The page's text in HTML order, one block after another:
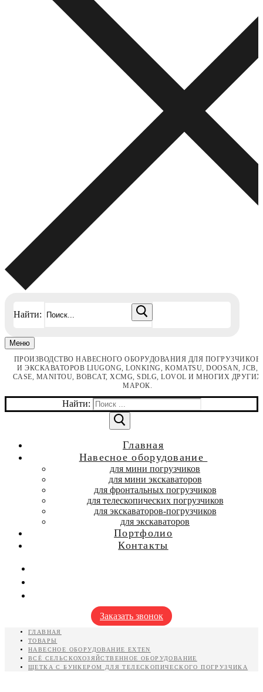
Найти:
Меню
ПРОИЗВОДСТВО НАВЕСНОГО ОБОРУДОВАНИЯ ДЛЯ ПОГРУЗЧИКОВ
И ЭКСКАВАТОРОВ LIUGONG, LONKING, KOMATSU, DOOSAN, JCB,
CASE, MANITOU, BOBCAT, XCMG, SDLG, LOVOL И МНОГИХ ДРУГИХ
МАРОК.
Найти:
Главная
Навесное оборудование
для мини погрузчиков
для мини экскаваторов
для фронтальных погрузчиков
для телескопических погрузчиков
для экскаваторов-погрузчиков
для экскаваторов
Портфолио
Контакты
Заказать звонок
ГЛАВНАЯ
ТОВАРЫ
НАВЕСНОЕ ОБОРУДОВАНИЕ EXTEN
ВСЁ СЕЛЬСКОХОЗЯЙСТВЕННОЕ ОБОРУДОВАНИЕ
ЩЕТКА С БУНКЕРОМ ДЛЯ ТЕЛЕСКОПИЧЕСКОГО ПОГРУЗЧИКА